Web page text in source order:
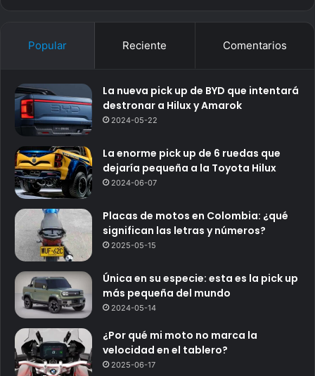
Popular Reciente Comentarios
La nueva pick up de BYD que intentará
destronar a Hilux y Amarok
2024-05-22
La enorme pick up de 6 ruedas que
dejaría pequeña a la Toyota Hilux
2024-06-07
Placas de motos en Colombia: ¿qué
significan las letras y números?
2025-05-15
Única en su especie: esta es la pick up
más pequeña del mundo
2024-05-14
¿Por qué mi moto no marca la
velocidad en el tablero?
2025-06-17